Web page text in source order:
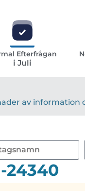
Efterfrågan
i Juli
av information
24340